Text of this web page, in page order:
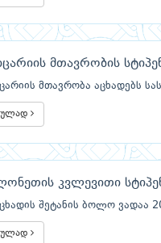
მთავრობის
მთავრობა აცხადებს
კვლევითი
შეტანის ბოლო ვადაა